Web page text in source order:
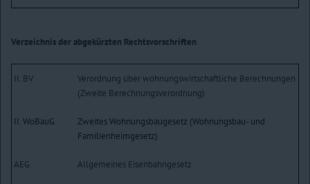
Verzeichnis der abgekürzten Rechtsvorschriften
II. BV
Verordnung über wohnungswirtschaftliche Berechnungen
(Zweite Berechnungsverordnung)
II. WoBauG
Zweites Wohnungsbaugesetz (Wohnungsbau- und
Familienheimgesetz)
AEG Allgemeines Eisenbahngesetz